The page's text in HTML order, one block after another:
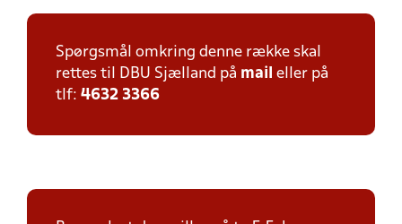
Spørgsmål omkring denne række skal
rettes til DBU Sjælland på mail eller på
tlf: 4632 3366